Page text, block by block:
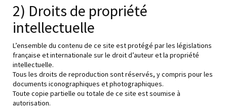
2) Droits de propriété
intellectuelle
L’ensemble du contenu de ce site est protégé par les législations
française et internationale sur le droit d’auteur et la propriété
intellectuelle.
Tous les droits de reproduction sont réservés, y compris pour les
documents iconographiques et photographiques.
Toute copie partielle ou totale de ce site est soumise à
autorisation.